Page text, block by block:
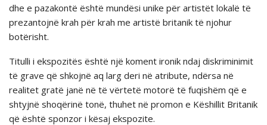
dhe e pazakontë është mundësi unike për artistët lokalë të
prezantojnë krah për krah me artistë britanik të njohur
botërisht.
Titulli i ekspozitës është një koment ironik ndaj diskriminimit
të grave që shkojnë aq larg deri në atribute, ndërsa në
realitet gratë janë në të vërtetë motorë të fuqishëm që e
shtyjnë shoqërinë tonë, thuhet në promon e Këshillit Britanik
që është sponzor i kësaj ekspozite.